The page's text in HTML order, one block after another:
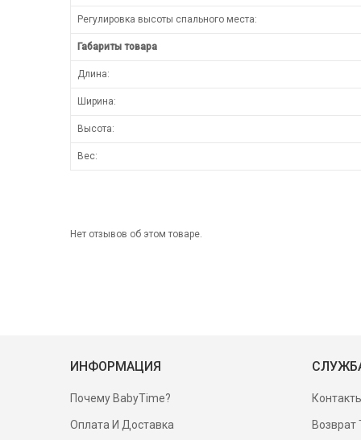
Регулировка высоты спального места:
Габариты товара
Длина:
Ширина:
Высота:
Вес:
Нет отзывов об этом товаре.
ИНФОРМАЦИЯ
Почему BabyTime?
Оплата И Доставка Возврат